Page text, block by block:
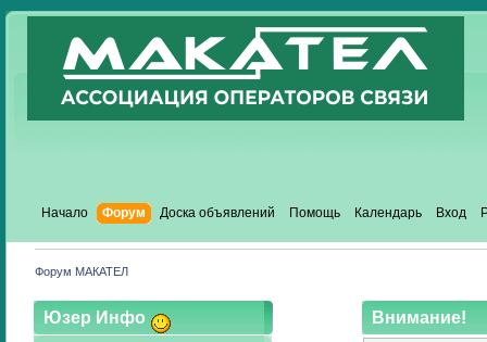
Начало Форум Доска объявлений Помощь Календарь Вход
Форум МАКАТЕЛ
Юзер Инфо Внимание!